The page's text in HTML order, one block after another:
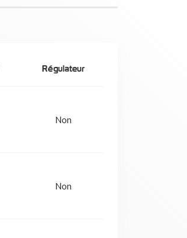
Régulateur
Non
Non